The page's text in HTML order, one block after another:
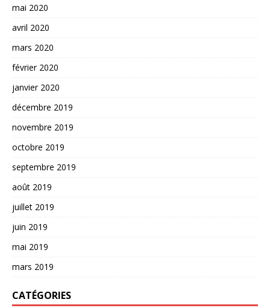
mai 2020
avril 2020
mars 2020
février 2020
janvier 2020
décembre 2019
novembre 2019
octobre 2019
septembre 2019
août 2019
juillet 2019
juin 2019
mai 2019
mars 2019
CATÉGORIES